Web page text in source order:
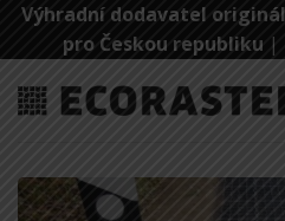
Přeskočit
Výhradní dodavatel originál
pro Českou republiku |